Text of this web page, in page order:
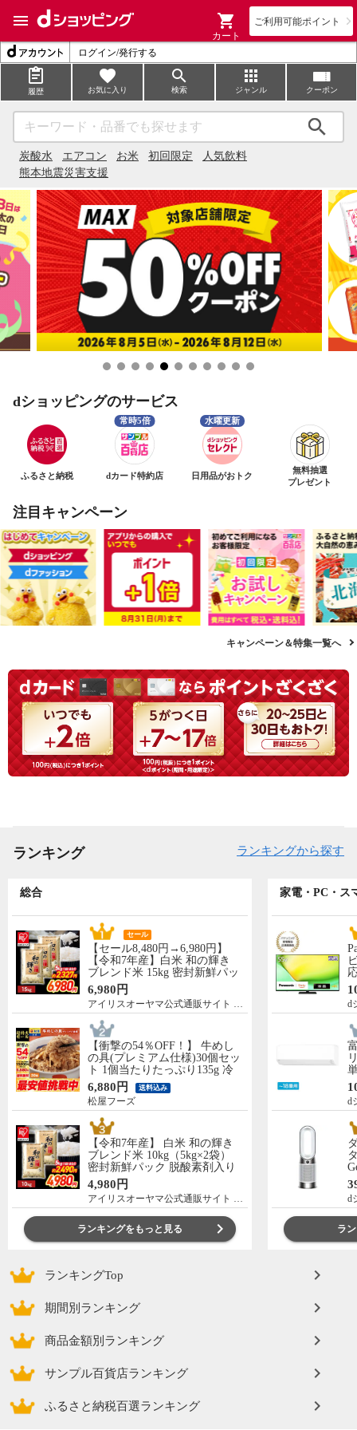
ご利用可能ポイント
カート
ログイン/発行する
履歴 お気に入り 検索 ジャンル クーポン
炭酸水 エアコン お米 初回限定
人気飲料
熊本地震災害支援
dショッピングのサービス
ふるさと納税 dカード特約店 日用品がおトク
無料抽選
プレゼント
注目キャンペーン
キャンペーン＆特集一覧へ
ランキング ランキングから探す
総合
セール
【セール8,480円→6,980円】
【令和7年産】白米 和の輝き
ブレンド米 15kg 密封新鮮パッ
ク 脱酸素剤入り 米 お米 低温
製法米 アイリスオーヤマ [食
品]
6,980円
【衝撃の54％OFF！】 牛めし
の具(プレミアム仕様)30個セッ
ト 1個当たりたっぷり135g 冷
凍食品 松屋牛丼 当店のイチオ
シ 非常食
6,880円 送料込み
松屋フーズ
【令和7年産】 白米 和の輝き
ブレンド米 10kg（5kg×2袋）
密封新鮮パック 脱酸素剤入り
米 お米 低温製法米 アイリスオ
ーヤマ [食品]
4,980円
ランキングをもっと見る
家電・PC・ス
d
d
d
ラ
ランキングTop
期間別ランキング
商品金額別ランキング
サンプル百貨店ランキング
ふるさと納税百選ランキング